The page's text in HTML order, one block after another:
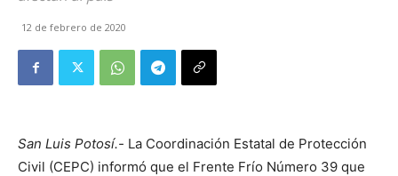
12 de febrero de 2020
San Luis Potosí.- La Coordinación Estatal de Protección
Civil (CEPC) informó que el Frente Frío Número 39 que